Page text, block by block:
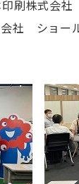
式会社
ールー